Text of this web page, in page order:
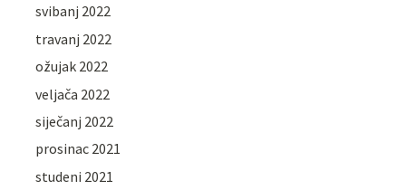
svibanj 2022
travanj 2022
ožujak 2022
veljača 2022
siječanj 2022
prosinac 2021
studeni 2021